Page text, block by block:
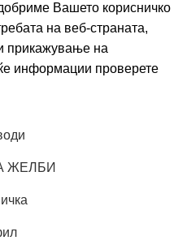
Вашето корисничко
на веб-страната,
прикажување на
информации проверете
ЖЕЛБИ